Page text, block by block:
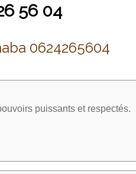
56 04
0624265604
puissants et respectés.